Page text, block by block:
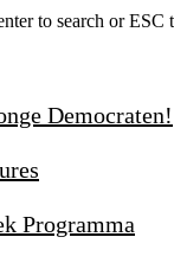
to search or ESC
Democraten!
Programma